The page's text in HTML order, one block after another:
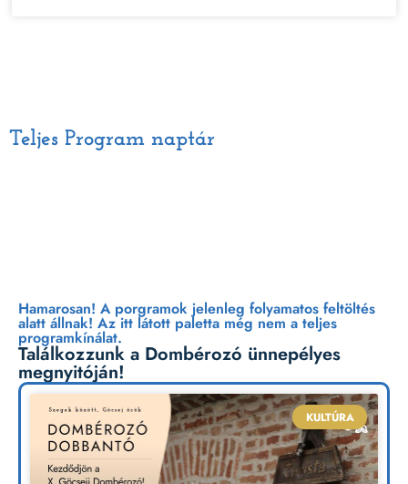
Teljes Program naptár
Hamarosan! A porgramok jelenleg folyamatos feltöltés
alatt állnak! Az itt látott paletta még nem a teljes
programkínálat.
Találkozzunk a Dombérozó ünnepélyes
megnyitóján!
KULTÚRA